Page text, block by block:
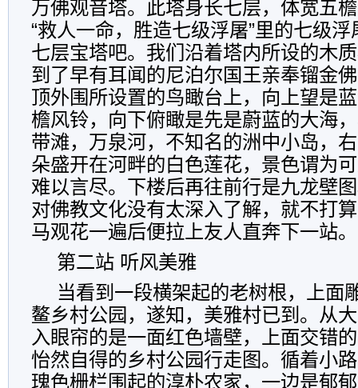
万佛观音塔。此塔身长七层，体宽五
“救人一命，胜造七级浮屠”里的七级
七层宝塔吧。我们沿着塔内所设的木
到了早有耳闻的尼泊尔国王亲奉镏金
顶外围所设置的鸟瞰台上，向上望是
檐风铃，向下俯瞰是先是蔚蓝的大海
带滩，万泉河，不知名的洲中小岛，
朵盛开在河畔的白色莲花，景色谓为
难以言尽。下楼后再往前行是九龙壁
对佛教文化没有太深入了解，就不打
马观花一遍后便拉上友人直奔下一站。
第二站 听风美雅
当看到一段横架起的老树根，上面
鳌乡村公园，遂知，美雅村已到。从
入眼帘的是一面红色墙壁，上面交错
怡然自得的乡村公园行走图。循着小
瑰色栅栏围起的淳朴农家，一边是郁